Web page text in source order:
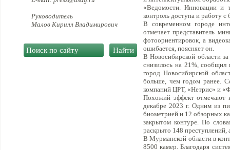
Руководитель
Малов Кирилл Владимирович
«Ведомости. Инновации и
контроль доступа и работу
В современном городе
отмечает представитель
фотоориентировок, а
ошибается, поясняет он.
В Новосибирской области
снизилось на 21%,
город Новосибирской
больше, чем годом ранее.
компаний ЦРТ, «Нетрис» и
Похожий эффект отмечают
декабре 2023 г. Одним из
биометрией и 12 обзорных
закрытом контуре. По
раскрыто 148 преступлений,
В Мурманской области в
8500 камер. Благодаря